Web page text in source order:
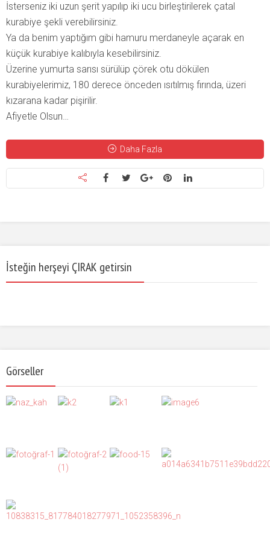
İsterseniz iki uzun şerit yapılıp iki ucu birleştirilerek çatal
kurabiye şekli verebilirsiniz.
Ya da benim yaptığım gibi hamuru merdaneyle açarak en
küçük kurabiye kalıbıyla kesebilirsiniz.
Üzerine yumurta sarısı sürülüp çörek otu dökülen
kurabiyelerimiz, 180 derece önceden ısıtılmış fırında, üzeri
kızarana kadar pişirilir.
Afiyetle Olsun…
Daha Fazla
İsteğin herşeyi ÇIRAK getirsin
Görseller